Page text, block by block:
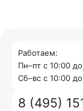
Работаем:
Пн–пт с 10:00
Cб–вс с 10:00
8 (495)